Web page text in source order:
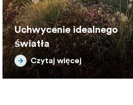
Uchwycenie idealnego
światła
Czytaj więcej